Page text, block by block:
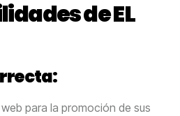
de EL
para la promoción de sus